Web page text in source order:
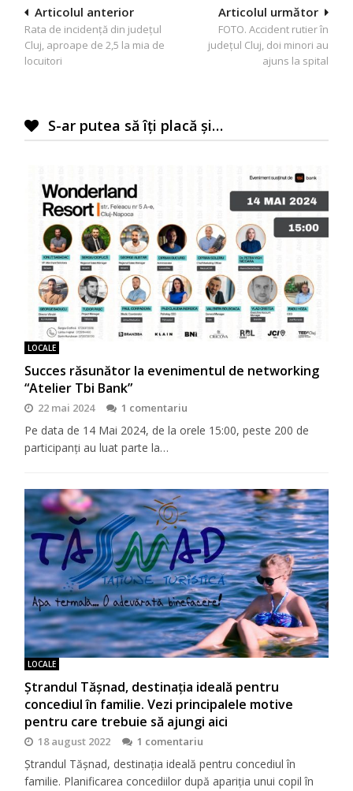
Navigare
în
articole
Articolul următor
FOTO. Accident rutier în
județul Cluj, doi minori au
ajuns la spital
Articolul anterior
Rata de incidență din județul
Cluj, aproape de 2,5 la mia de
locuitori
S-ar putea să îți placă și…
LOCALE
Succes răsunător la evenimentul de networking
“Atelier Tbi Bank”
22 mai 2024 1 comentariu
Pe data de 14 Mai 2024, de la orele 15:00, peste 200 de
participanți au luat parte la…
LOCALE
Ștrandul Tășnad, destinația ideală pentru
concediul în familie. Vezi principalele motive
pentru care trebuie să ajungi aici
18 august 2022 1 comentariu
Ștrandul Tășnad, destinația ideală pentru concediul în
familie. Planificarea concediilor după apariția unui copil în